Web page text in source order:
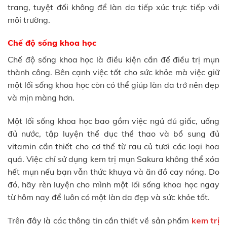
trang, tuyệt đối không để làn da tiếp xúc trực tiếp với
môi trường.
Chế độ sống khoa học
Chế độ sống khoa học là điều kiện cần để điều trị mụn
thành công. Bên cạnh việc tốt cho sức khỏe mà việc giữ
một lối sống khoa học còn có thể giúp làn da trở nên đẹp
và mịn màng hơn.
Một lối sống khoa học bao gồm việc ngủ đủ giấc, uống
đủ nước, tập luyện thể dục thể thao và bổ sung đủ
vitamin cần thiết cho cơ thể từ rau củ tươi các loại hoa
quả. Việc chỉ sử dụng kem trị mụn Sakura không thể xóa
hết mụn nếu bạn vẫn thức khuya và ăn đồ cay nóng. Do
đó, hãy rèn luyện cho mình một lối sống khoa học ngay
từ hôm nay để luôn có một làn da đẹp và sức khỏe tốt.
Trên đây là các thông tin cần thiết về sản phẩm kem trị